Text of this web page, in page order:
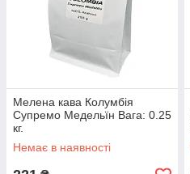
Мелена кава Колумбія
Супремо Медельїн Вага: 0.25
кг.
Немає в наявності